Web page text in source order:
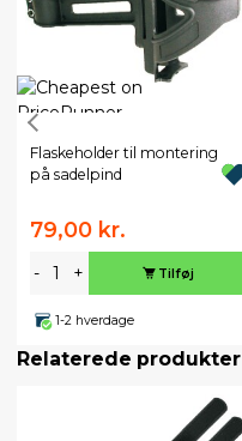
Flaskeholder til montering
på sadelpind
79,00 kr.
- + Tilføj
1-2 hverdage
Relaterede produkter